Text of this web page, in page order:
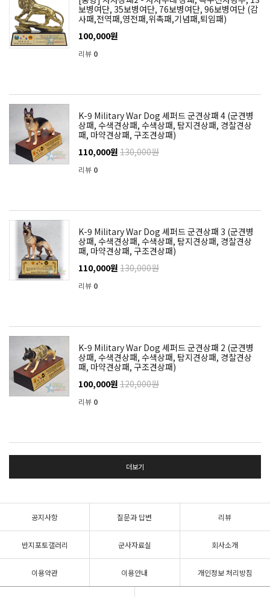
보병여단, 35보병여단, 76보병여단, 96보병여단 (감
사패,전역패,영전패,위촉패,기념패,퇴임패)
100,000원
리뷰 0
K-9 Military War Dog 셰퍼드 군견상패 4 (군견병
상패, 수색견상패, 수색상패, 탐지견상패, 경찰견상
패, 마약견상패, 구조견상패)
110,000원 130,000원
리뷰 0
K-9 Military War Dog 셰퍼드 군견상패 3 (군견병
상패, 수색견상패, 수색상패, 탐지견상패, 경찰견상
패, 마약견상패, 구조견상패)
110,000원 130,000원
리뷰 0
K-9 Military War Dog 셰퍼드 군견상패 2 (군견병
상패, 수색견상패, 수색상패, 탐지견상패, 경찰견상
패, 마약견상패, 구조견상패)
100,000원 120,000원
리뷰 0
더보기
공지사항 질문과 답변 리뷰
반지포토갤러리 군사자료실 회사소개
이용약관 이용안내 개인정보 처리방침